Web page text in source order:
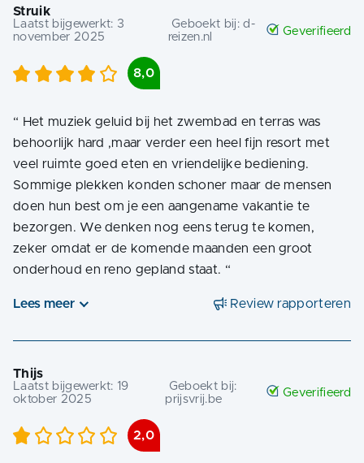
Struik
Laatst bijgewerkt: 3
november 2025
Geboekt bij:d-
reizen.nl
Geverifieerd
8,0
“ Het muziek geluid bij het zwembad en terras was
behoorlijk hard ,maar verder een heel fijn resort met
veel ruimte goed eten en vriendelijke bediening.
Sommige plekken konden schoner maar de mensen
doen hun best om je een aangename vakantie te
bezorgen. We denken nog eens terug te komen,
zeker omdat er de komende maanden een groot
onderhoud en reno gepland staat. “
Lees meer Review rapporteren
Thijs
Laatst bijgewerkt: 19
oktober 2025
Geboekt bij:
prijsvrij.be
Geverifieerd
2,0